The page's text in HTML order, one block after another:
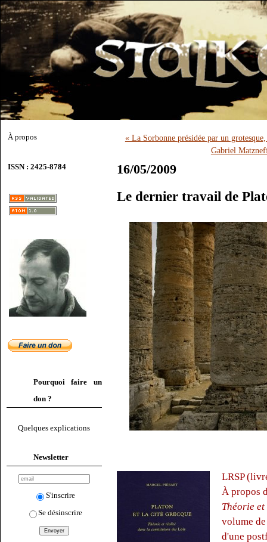
À propos
ISSN : 2425-8784
Pourquoi faire un
don ?
Quelques explications
Newsletter
S'inscrire
Se désinscrire
« La Sorbonne présidée par un
Gabriel
16/05/2009
Le dernier travail de
LRSP
À propos
Théorie
volume
d'une